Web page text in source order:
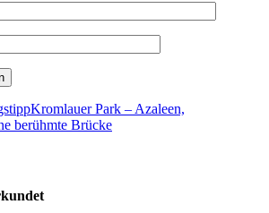
Kromlauer Park – Azaleen,
berühmte Brücke